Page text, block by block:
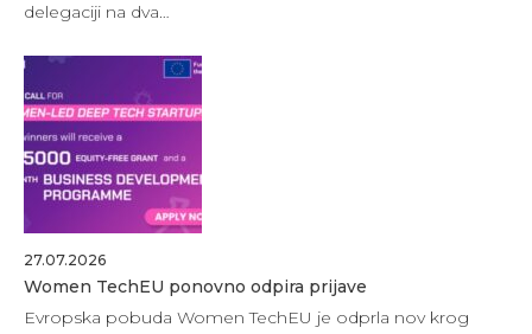
delegaciji na dva…
27.07.2026
Women TechEU ponovno odpira prijave
Evropska pobuda Women TechEU je odprla nov krog